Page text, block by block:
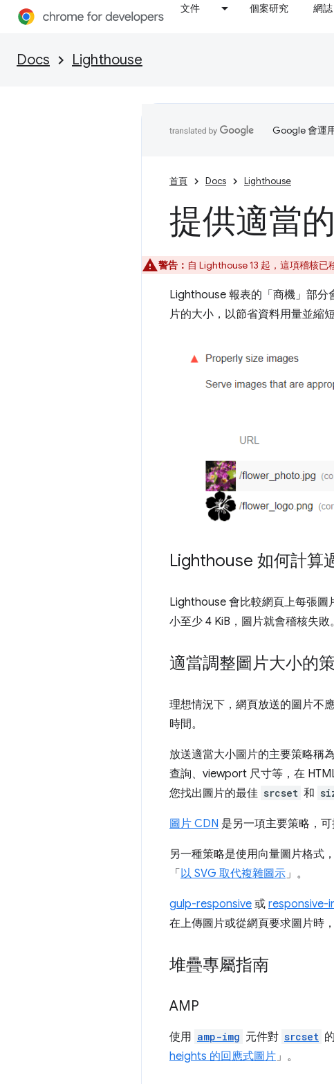
文件 個案研究 網誌
Docs Lighthouse
Google 會運
首頁 Docs Lighthouse
提供適當
警告： 自 Lighthouse 13 起，這項稽核已
Lighthouse 報表的「商機」部分
片的大小，以節省資料用量並縮
Lighthouse 如何計算
Lighthouse 會比較網頁上每張圖
小至少 4 KiB，圖片就會稽核失敗。
適當調整圖片大小的
理想情況下，網頁放送的圖片不
時間。
放送適當大小圖片的主要策略稱
查詢、viewport 尺寸等，在
您找出圖片的最佳 srcset 和
圖片 CDN 是另一項主要策略，
另一種策略是使用向量圖片格式
「以 SVG 取代複雜圖示 」。
gulp-responsive 或 responsive-
在上傳圖片或從網頁要求圖片時
堆疊專屬指南
AMP
使用 amp-img 元件對 srcset
heights 的回應式圖片 」。